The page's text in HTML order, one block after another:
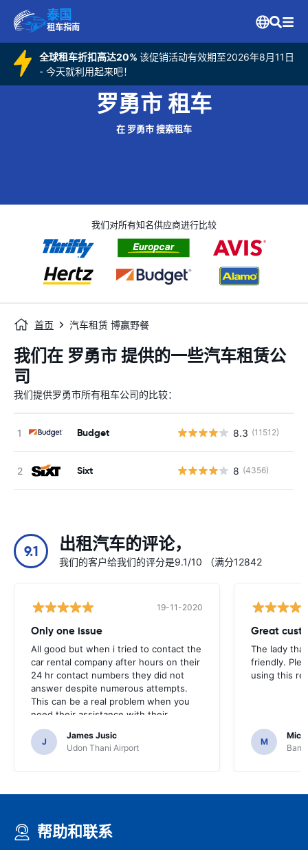
泰国
租车指南
全球租车折扣高达20% 该促销活动有效期至2026年8月11日
- 今天就利用起来吧！
罗勇市 租车
在 罗勇市 搜索租车
我们对所有知名供应商进行比较
首页 汽车租赁 博赢野餐
我们在 罗勇市 提供的一些汽车租赁公
司
我们提供罗勇市所有租车公司的比较：
Budget 8.3 (11512)
Sixt 8 (4356)
9.1 出租汽车的评论，
我们的客户给我们的评分是9.1/10 （满分12842
19-11-2020
Only one issue
All good but when i tried to contact the
car rental company after hours on their
24 hr contact numbers they did not
answer despite numerous attempts.
This can be a real problem when you
need their assistance with their
services or car.
J
James Jusic
Udon Thani Airport
Great
The lady
friendly.
using this
M
帮助和联系